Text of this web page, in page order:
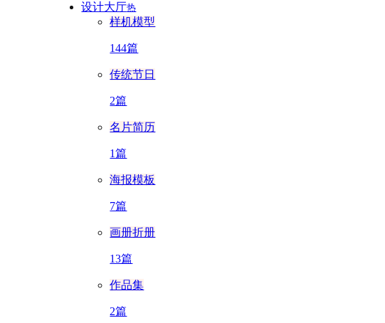
设计大厅热
样机模型
144篇
传统节日
2篇
名片简历
1篇
海报模板
7篇
画册折册
13篇
作品集
2篇